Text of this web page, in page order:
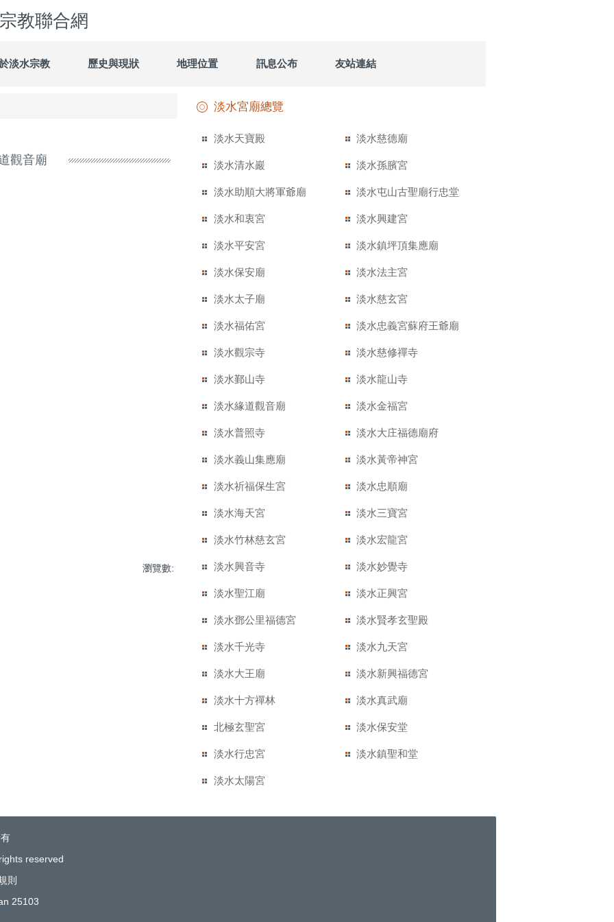
教聯合網
淡水宗教 歷史與現狀 地理位置 訊息公布 友站連結
觀音廟
瀏覽數:
淡水宮廟總覽
淡水天寶殿 淡水慈德廟
淡水清水巖 淡水孫臏宮
淡水助順大將軍爺廟 淡水屯山古聖廟行忠堂
淡水和衷宮 淡水興建宮
淡水平安宮 淡水鎮坪頂集應廟
淡水保安廟 淡水法主宮
淡水太子廟 淡水慈玄宮
淡水福佑宮 淡水忠義宮蘇府王爺廟
淡水觀宗寺 淡水慈修禪寺
淡水鄞山寺 淡水龍山寺
淡水緣道觀音廟 淡水金福宮
淡水普照寺 淡水大庄福德廟府
淡水義山集應廟 淡水黃帝神宮
淡水祈福保生宮 淡水忠順廟
淡水海天宮 淡水三寶宮
淡水竹林慈玄宮 淡水宏龍宮
淡水興音寺 淡水妙覺寺
淡水聖江廟 淡水正興宮
淡水鄧公里福德宮 淡水賢孝玄聖殿
淡水千光寺 淡水九天宮
淡水大王廟 淡水新興福德宮
淡水十方禪林 淡水真武廟
北極玄聖宮 淡水保安堂
淡水行忠宮 淡水鎮聖和堂
淡水太陽宮
reserved
則
25103